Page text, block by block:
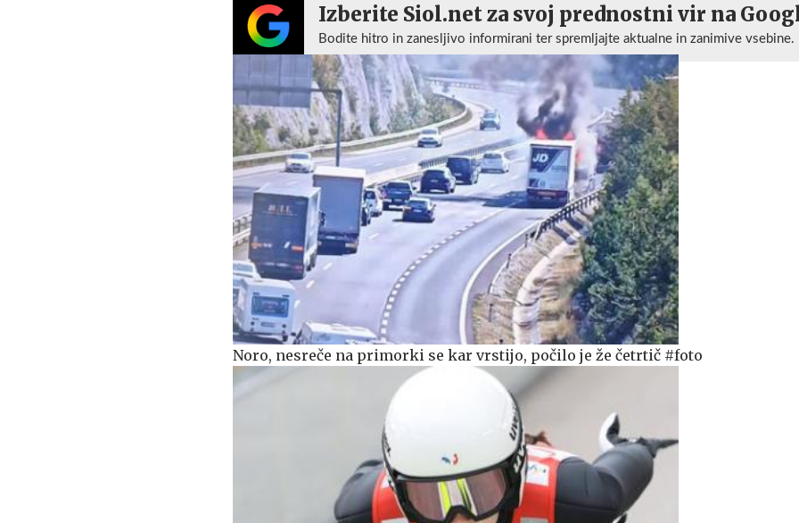
Izberite Siol.net za svoj prednostni vir na
Bodite hitro in zanesljivo informirani ter spremljajte aktualne in zanimive vsebine.
Noro, nesreče na primorki se kar vrstijo, počilo je že četrtič #foto